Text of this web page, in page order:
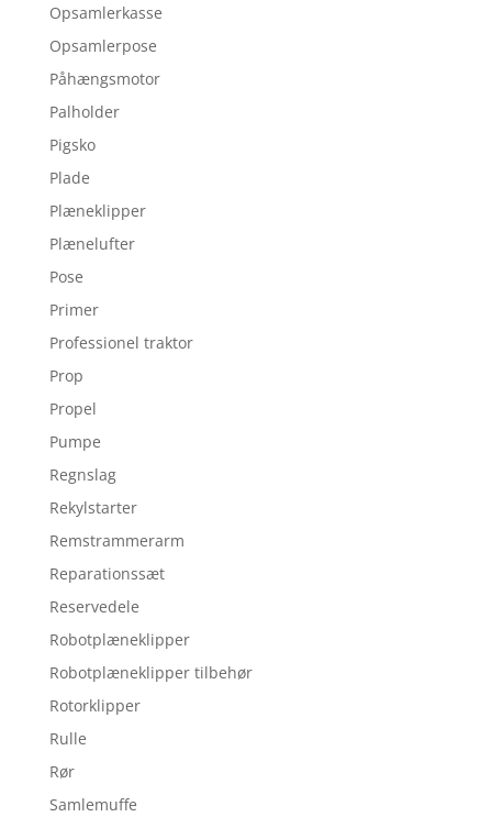
Opsamlerkasse
Opsamlerpose
Påhængsmotor
Palholder
Pigsko
Plade
Plæneklipper
Plænelufter
Pose
Primer
Professionel traktor
Prop
Propel
Pumpe
Regnslag
Rekylstarter
Remstrammerarm
Reparationssæt
Reservedele
Robotplæneklipper
Robotplæneklipper tilbehør
Rotorklipper
Rulle
Rør
Samlemuffe